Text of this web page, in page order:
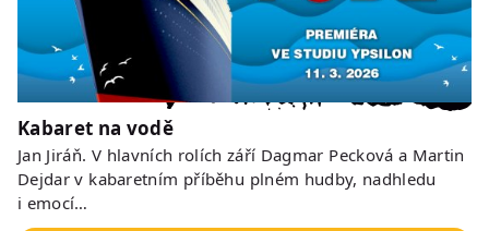
Kabaret na vodě
Jan Jiráň. V hlavních rolích září Dagmar Pecková a Martin
Dejdar v kabaretním příběhu plném hudby, nadhledu
i emocí…